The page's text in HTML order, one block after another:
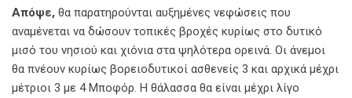
Απόψε, θα παρατηρούνται αυξημένες νεφώσεις που
αναμένεται να δώσουν τοπικές βροχές κυρίως στο δυτικό
μισό του νησιού και χιόνια στα ψηλότερα ορεινά. Οι άνεμοι
θα πνέουν κυρίως βορειοδυτικοί ασθενείς 3 και αρχικά μέχρι
μέτριοι 3 με 4 Μποφόρ. Η θάλασσα θα είναι μέχρι λίγο